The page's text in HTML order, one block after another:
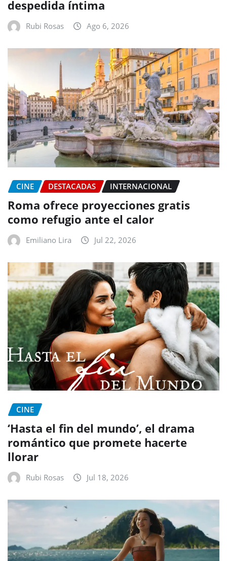
despedida íntima
Rubi Rosas Ago 6, 2026
CINE DESTACADAS INTERNACIONAL
Roma ofrece proyecciones gratis
como refugio ante el calor
Emiliano Lira Jul 22, 2026
CINE
‘Hasta el fin del mundo’, el drama
romántico que promete hacerte
llorar
Rubi Rosas Jul 18, 2026